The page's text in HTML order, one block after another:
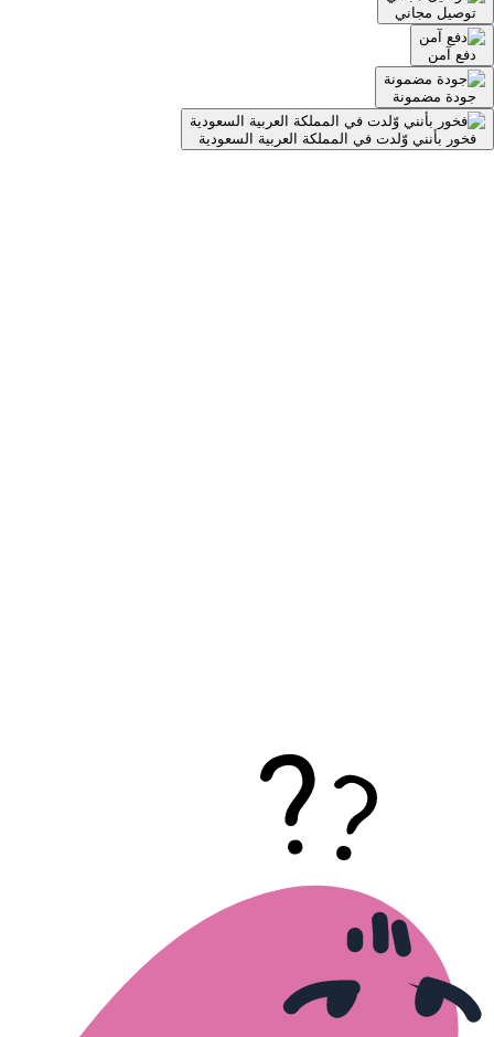
توصيل مجاني
دفع آمن
جودة مضمونة
فخور بأنني وّلدت في المملكة العربية السعودية